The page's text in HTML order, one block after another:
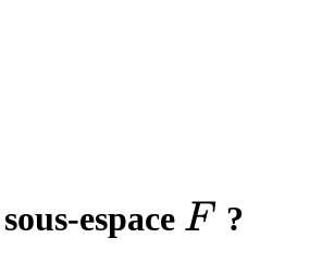
espace F
F ?